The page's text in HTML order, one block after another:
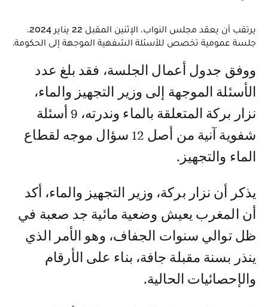
يرتقب أن يعقد مجلس النواب، الإثنين المقبل 22 يناير 2024،
جلسة عمومية تخصص للأسئلة الشفهية الموجهة إلى الحكومة.
ووفق جدول أعمال الجلسة، فقد بلغ عدد
الأسئلة الموجهة إلى وزير التجهيز والماء،
نزار بركة المتعلقة بالماء وندرته، 9 أسئلة
شفوية آنية من أصل 12 سؤال موجه لقطاع
الماء والتجهيز.
يذكر أن نزار بركة، وزير التجهيز والماء، أكد
أن المغرب يعيش وضعية مائية جد صعبة في
ظل توالي سنوات الجفاف، وهو الأمر الذي
ينذر بسنة مقبلة جافة، بناء على الأرقام
والإحصائيات الحالية.